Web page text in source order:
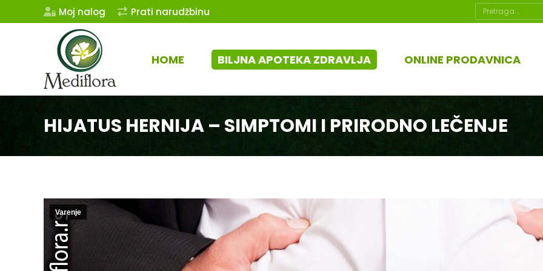
Moj nalog Prati narudžbinu Search:
HOME BILJNA APOTEKA ZDRAVLJA ONLINE PRODAVNICA
HIJATUS HERNIJA – SIMPTOMI I PRIRODNO LEČENJE
Varenje